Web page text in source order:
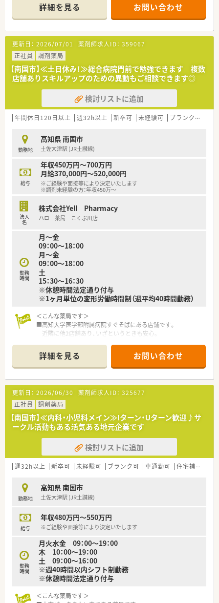
ダークグレーを基調としたスタイリッシュな外観で、ピンクの
看板が目印です。
■薬剤師常時4～5名体制、管理薬剤師は女性です。
＜業務内容＞
■調剤・投薬・監査等、外来処方箋の対応全般をお願いいたしま
す。
■総合科目を応需しています。幅広い処方箋を対応しますので
スキルアップにつながります。
■処方箋枚数は1日あたり平均70枚です。
■投薬口は4か所あり、立ち投薬となります。
患者様のプライバシーに配慮しすりガラスのパーテーション
で区切られています。
■在宅業務もございます。これまでのご経験や入社後の状況に
■クリーンベンチも導入されています。
＜研修制度＞
■ご入職後は店舗での実務を通じて一連の流れを習得頂きま
す。
ベテランの社員さんもおられますので安心です。
■認定薬剤師取得サポートとしてe-ラーニングの利用が可能で
■1年に3回（3月、7月、11月）グループ内の薬剤師・看護師・ケアマ
ネージャー・看護師・事務職全ての職員を集めての勉強会を開か
れています。薬の知識だけでなく、安全管理の取り組みや外部の
■保険薬局での勤務未経験の方に対しても、電子薬歴の使用方法
や調剤報酬の算定方法等の教育カリキュラムをご準備されてい
ます。
■希望制となりますが、職員研修の一環として医療機関のご協力
のもと、4～6カ月の病院研修も行われています。
＜法人特徴＞
■高知県内を中心にグループ全体で32店舗展開中です。今後も
■総合病院門前からクリニック門前までさまざまな科目の店舗
を運営されています。
■在宅件数はグループ全体で700件以上ございます。在宅専任薬
剤師も複数名いらっしゃいます。
■1年に1回以上学会に参加されており、学会発表チームを立ち
■調剤業務だけでなく、災害対策や野菜の販売等を通して地域貢
献を行われています。
■業務短縮の為、全店舗にて最新機器（電子薬歴・分包機（円盤）・
一部店舗に二次元バーコードやクリーンベンチ、ピッキング鑑査
機 等）を導入されています。
＜こんな方にもオススメ＞
■複数店舗展開されているチェーン薬局を希望されている方
■研修制度が充実している企業をご希望の方
■外来対応だけでなく、在宅業務など幅広く経験していきたい方
等 少しでも気になる方はお気軽にお問い合わせ下さい。
詳細を見る お問い合わせ
更新日： 2026/07/01 薬剤師求人ID： 359067
正社員
調剤薬局
【南国市】≪土日休み！≫総合病院門前で勉強できます 複数
店舗ありスキルアップのための異動もご相談できます◎
検討リストに追加
年間休日120日以上 週32h以上 新卒可 未経験可 ブランク可
勤務地
高知県 南国市
土佐大津駅 (JR土讃線)
給与
年収450万円～700万円
月給370,000円～520,000円
※ご経験や面接等により決定いたします
※調剤未経験の方：年収450万～
法人
名
株式会社Yell Pharmacy
ハロー薬局 こくぶ川店
勤務
時間
月～金
09：00～18：00
月～金
09：00～18：00
土
15：30～16：30
※休憩時間法定通り付与
※1ヶ月単位の変形労働時間制（週平均40時間勤務）
＜こんな薬局です＞
■高知大学医学部附属病院すぐそばにある店舗です。
近隣に他2店舗あり、いざというときも安心。
■薬剤師常時2名体制、管理薬剤師は女性です。
＜業務内容＞
■調剤・投薬・監査等、外来処方箋の対応全般をお願いいたしま
す。
■総合科目を応需しています。幅広い処方箋を対応しますので
スキルアップにつながります。
■処方箋枚数は1日あたり平均50枚です。
■投薬は立ち投薬となります。
■在宅業務もございます。これまでのご経験や入社後の状況に
応じてご担当頂く場合がございます。
＜研修制度＞
■ご入職後は店舗での実務を通じて一連の流れを習得頂きま
ベテランの社員さんもおられますので安心です。
■認定薬剤師取得サポートとしてe-ラーニングの利用が可能で
す。
ネージャー・看護師・事務職全ての職員を集めての勉強会を開か
れています。薬の知識だけでなく、安全管理の取り組みや外部の
■保険薬局での勤務未経験の方に対しても、電子薬歴の使用方法
や調剤報酬の算定方法等の教育カリキュラムをご準備されてい
ます。
■希望制となりますが、職員研修の一環として医療機関のご協力
のもと、4～6カ月の病院研修も行われています。
＜法人特徴＞
詳細を見る お問い合わせ
更新日： 2026/06/30 薬剤師求人ID： 325677
正社員
調剤薬局
【南国市】≪内科・小児科メイン≫Iターン・Uターン歓迎♪サ
ークル活動もある活気ある地元企業です
検討リストに追加
週32h以上 新卒可 未経験可 ブランク可 車通勤可 住宅補助(手当)あり
勤務地
高知県 南国市
土佐大津駅 (JR土讃線)
給与
年収480万円～550万円
※ご経験や面接等により決定いたします
勤務
時間
月火水金 09：00～19：00
木 10：00～19：00
土 09：00～16：00
※週40時間以内シフト制勤務
※休憩時間法定通り付与
＜こんな薬局です＞